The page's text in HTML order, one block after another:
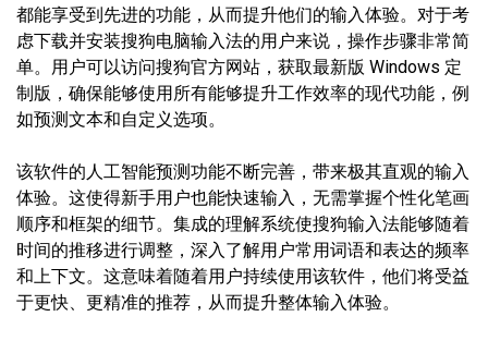
都能享受到先进的功能，从而提升他们的输入体验。对于考
虑下载并安装搜狗电脑输入法的用户来说，操作步骤非常简
单。用户可以访问搜狗官方网站，获取最新版 Windows 定
制版，确保能够使用所有能够提升工作效率的现代功能，例
如预测文本和自定义选项。
该软件的人工智能预测功能不断完善，带来极其直观的输入
体验。这使得新手用户也能快速输入，无需掌握个性化笔画
顺序和框架的细节。集成的理解系统使搜狗输入法能够随着
时间的推移进行调整，深入了解用户常用词语和表达的频率
和上下文。这意味着随着用户持续使用该软件，他们将受益
于更快、更精准的推荐，从而提升整体输入体验。